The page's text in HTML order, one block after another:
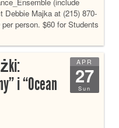
Majka at (215) 870-
person. $60 for Students
APR
27
Sun
i “Ocean